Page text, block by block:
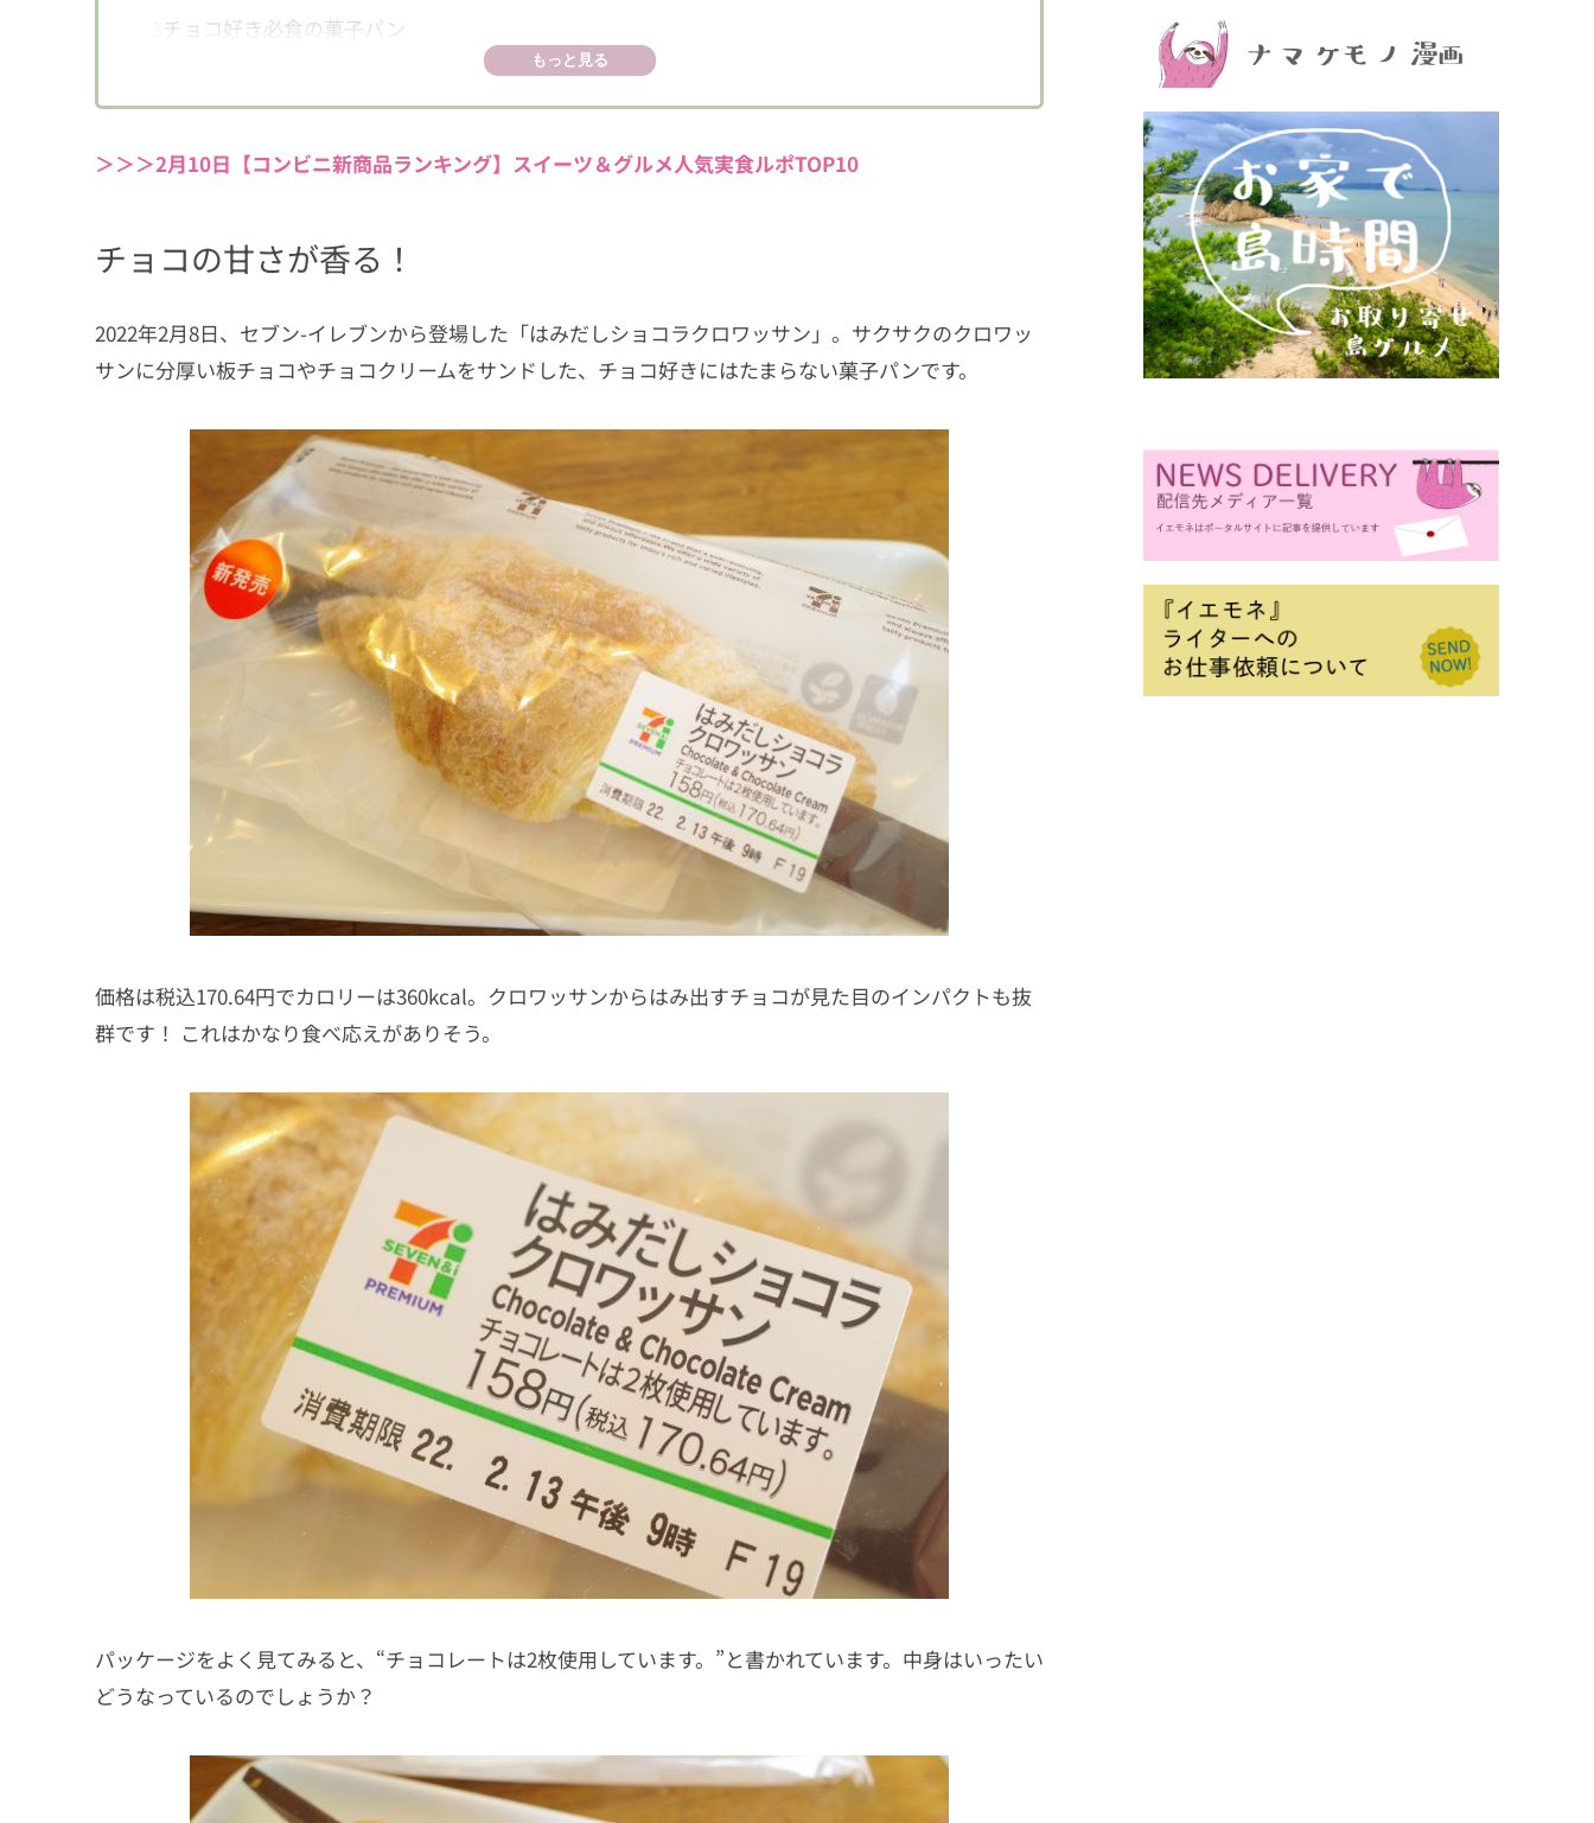
チョコ好き必食の菓子パン
もっと見る
＞＞＞2月10日【コンビニ新商品ランキング】スイーツ＆グルメ人気実食ルポTOP10
チョコの甘さが香る！
2022年2月8日、セブン-イレブンから登場した「はみだしショコラクロワッサン」。サクサクのクロワッ
サンに分厚い板チョコやチョコクリームをサンドした、チョコ好きにはたまらない菓子パンです。
価格は税込170.64円でカロリーは360kcal。クロワッサンからはみ出すチョコが見た目のインパクトも抜
群です！ これはかなり食べ応えがありそう。
パッケージをよく見てみると、“チョコレートは2枚使用しています。”と書かれています。中身はいったい
どうなっているのでしょうか？